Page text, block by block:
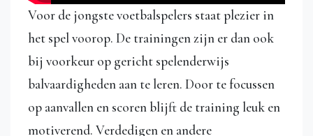
Voor de jongste voetbalspelers staat plezier in
het spel voorop. De trainingen zijn er dan ook
bij voorkeur op gericht spelenderwijs
balvaardigheden aan te leren. Door te focussen
op aanvallen en scoren blijft de training leuk en
motiverend. Verdedigen en andere